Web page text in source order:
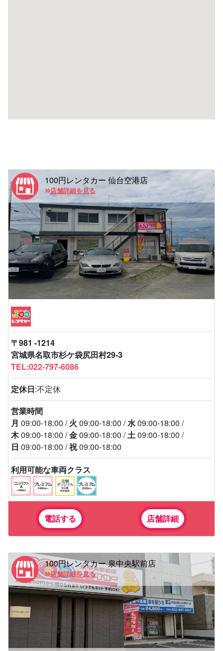
100円レンタカー 仙台空港店
店舗詳細を見る
〒981 -1214
宮城県名取市杉ケ袋尻田村29‐3
TEL:022-797-6086
定休日:不定休
営業時間
月 09:00-18:00 火 09:00-18:00 水09:00-18:00
木09:00-18:00 金09:00-18:00 土09:00-18:00
日 09:00-18:00 祝09:00-18:00
利用可能な車両クラス
電話する 店舗詳細
100円レンタカー 泉中央駅前店
店舗詳細を見る